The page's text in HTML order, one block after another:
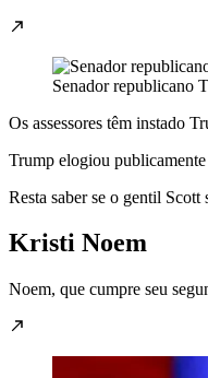
Senador republicano
Os assessores têm instado
Trump elogiou
Resta saber se o gentil
Kristi Noem
Noem, que cumpre seu